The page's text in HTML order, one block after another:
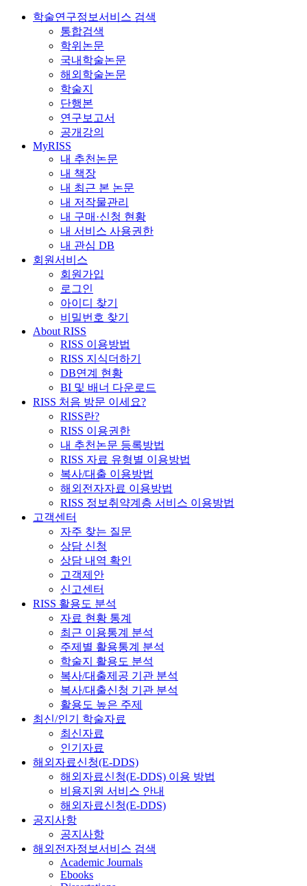
학술연구정보서비스 검색
통합검색
학위논문
국내학술논문
해외학술논문
학술지
단행본
연구보고서
공개강의
MyRISS
내 추천논문
내 책장
내 최근 본 논문
내 저작물관리
내 구매·신청 현황
내 서비스 사용권한
내 관심 DB
회원서비스
회원가입
로그인
아이디 찾기
비밀번호 찾기
About RISS
RISS 이용방법
RISS 지식더하기
DB연계 현황
BI 및 배너 다운로드
RISS 처음 방문 이세요?
RISS란?
RISS 이용권한
내 추천논문 등록방법
RISS 자료 유형별 이용방법
복사/대출 이용방법
해외전자자료 이용방법
RISS 정보취약계층 서비스 이용방법
고객센터
자주 찾는 질문
상담 신청
상담 내역 확인
고객제안
신고센터
RISS 활용도 분석
자료 현황 통계
최근 이용통계 분석
주제별 활용통계 분석
학술지 활용도 분석
복사/대출제공 기관 분석
복사/대출신청 기관 분석
활용도 높은 주제
최신/인기 학술자료
최신자료
인기자료
해외자료신청(E-DDS)
해외자료신청(E-DDS) 이용 방법
비용지원 서비스 안내
해외자료신청(E-DDS)
공지사항
공지사항
해외전자정보서비스 검색
Academic Journals
Ebooks